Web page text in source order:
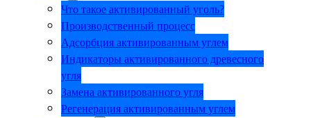
Что такое активированный уголь?
Производственный процесс
Адсорбция активированным углем
Индикаторы активированного древесного
угля
Замена активированного угля
Регенерация активированным углем